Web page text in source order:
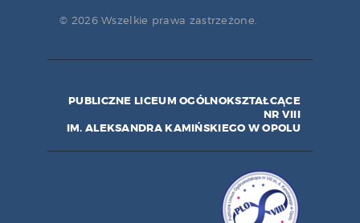
© 2026 Wszelkie prawa zastrzeżone.
PUBLICZNE LICEUM OGÓLNOKSZTAŁCĄCE
NR VIII
IM. ALEKSANDRA KAMIŃSKIEGO W OPOLU